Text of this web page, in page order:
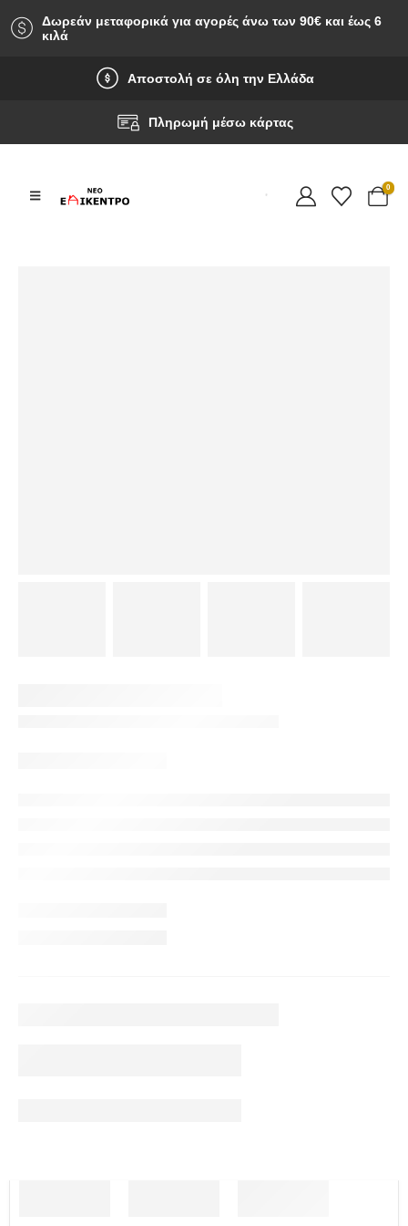
Δωρεάν μεταφορικά για αγορές άνω των 90‎€ και έως 6
κιλά
Αποστολή σε όλη την Ελλάδα
Πληρωμή μέσω κάρτας
0